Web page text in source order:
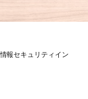
情報セキュリティイン